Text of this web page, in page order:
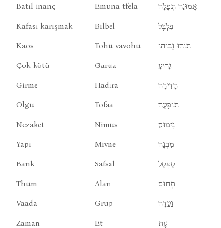
Batıl inanç Emuna tfela אֶמוּנָה תְפֶלָה
Kafası karışmak Bilbel בִּלְבֶּל
Kaos Tohu vavohu תוֹהוּ וָבוֹהוּ
Çok kötü Garua גָרוּעָ
Girme Hadira חָדִירָה
Olgu Tofaa תוֹפָעָה
Nezaket Nimus נִימוּס
Yapı Mivne מִבְנֶה
Bank Safsal סָפְסָל
Thum Alan תְחוּם
Vaada Grup וָעָדָה
Zaman Et עֶת